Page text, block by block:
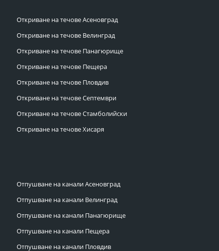
Откриване на течове Асеновград
Откриване на течове Велинград
Откриване на течове Панагюрище
Откриване на течове Пещера
Откриване на течове Пловдив
Откриване на течове Септември
Откриване на течове Стамболийски
Откриване на течове Хисаря
Отпушване на канали Асеновград
Отпушване на канали Велинград
Отпушване на канали Панагюрище
Отпушване на канали Пещера
Отпушване на канали Пловдив